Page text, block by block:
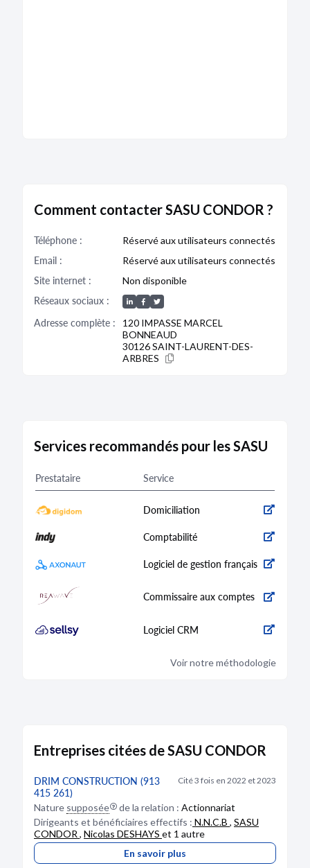
DÉPÔT DES COMPTES
06/10/2022
RCS de Nîmes
Date de clôture :
31/03/2022
120 Impasse Marcel Bonneaud 30126
Saint-Laurent-des-Arbres
Comment contacter SASU CONDOR ?
Téléphone :
Réservé aux utilisateurs connectés
Email :
Réservé aux utilisateurs connectés
Site internet :
Non disponible
Réseaux sociaux :
Adresse complète :
120 IMPASSE MARCEL
BONNEAUD
30126 SAINT-LAURENT-DES-
ARBRES
Services recommandés pour les SASU
Prestataire Service
Domiciliation
Comptabilité
Logiciel de gestion français
Commissaire aux comptes
Logiciel CRM
Voir notre méthodologie
Entreprises citées de SASU CONDOR
DRIM CONSTRUCTION (913
415 261)
Cité 3 fois en 2022 et 2023
Nature supposée de la relation : Actionnariat
Dirigeants et bénéficiaires effectifs : N.N.C.B , SASU
CONDOR , Nicolas DESHAYS et 1 autre
En savoir plus